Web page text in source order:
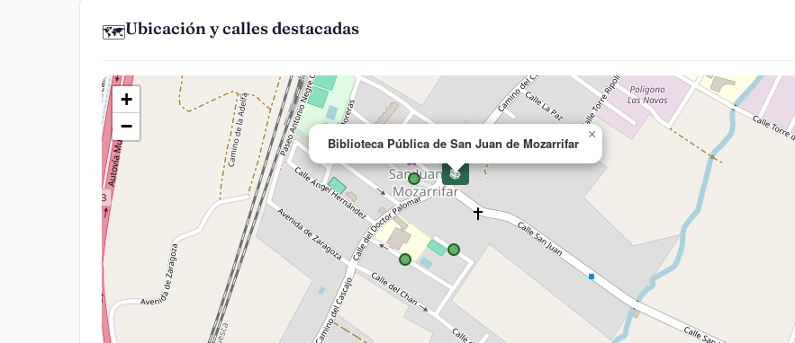
🗺️Ubicación y calles destacadas
📚
Biblioteca Pública de San Juan de Mozarrifar
×
+
−